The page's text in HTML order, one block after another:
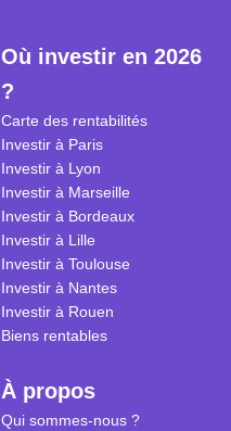
Où investir en 2026
?
Carte des rentabilités
Investir à Paris
Investir à Lyon
Investir à Marseille
Investir à Bordeaux
Investir à Lille
Investir à Toulouse
Investir à Nantes
Investir à Rouen
Biens rentables
À propos
Qui sommes-nous ?